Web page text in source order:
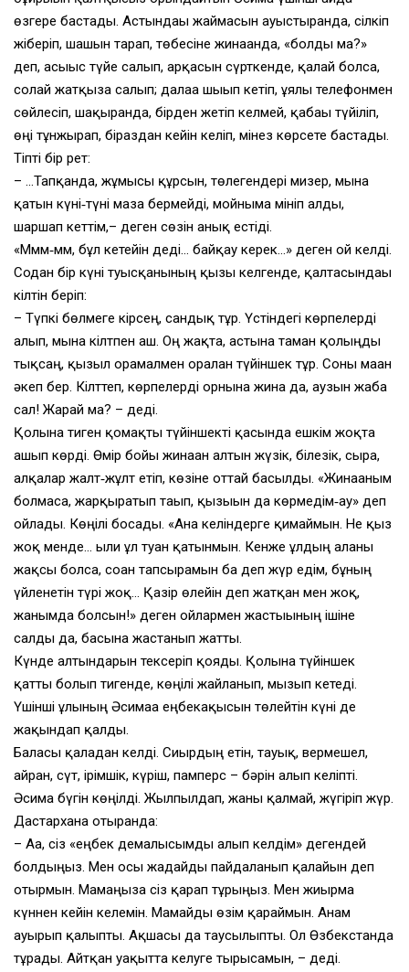
өзгере бастады. Астындағы жаймасын ауыстырғанда, сілкіп
жіберіп, шашын тарап, төбесіне жинағанда, «болды ма?»
деп, асығыс түйе салып, арқасын сүрткенде, қалай болса,
солай жатқыза салып; далаға шығып кетіп, ұялы телефонмен
сөйлесіп, шақырғанда, бірден жетіп келмей, қабағы түйіліп,
өңі тұнжырап, біраздан кейін келіп, мінез көрсете бастады.
Тіпті бір рет:
– …Тапқанда, жұмысы құрсын, төлегендері мизер, мына
қатын күні‑түні маза бермейді, мойныма мініп алды,
шаршап кеттім,– деген сөзін анық естіді.
«Ммм‑мм, бұл кетейін деді… байқау керек…» деген ой келді.
Содан бір күні туысқанының қызы келгенде, қалтасындағы
кілтін беріп:
– Түпкі бөлмеге кірсең, сандық тұр. Үстіндегі көрпелерді
алып, мына кілтпен аш. Оң жақта, астына таман қолыңды
тықсаң, қызыл орамалмен оралған түйіншек тұр. Соны маған
әкеп бер. Кілттеп, көрпелерді орнына жина да, аузын жаба
сал! Жарай ма? – деді.
Қолына тиген қомақты түйіншекті қасында ешкім жоқта
ашып көрді. Өмір бойы жинаған алтын жүзік, білезік, сырға,
алқалар жалт‑жұлт етіп, көзіне оттай басылды. «Жинағаным
болмаса, жарқыратып тағып, қызығын да көрмедім‑ау» деп
ойлады. Көңілі босады. «Ана келіндерге қимаймын. Не қыз
жоқ менде… ылғи ұл туған қатынмын. Кенже ұлдың алғаны
жақсы болса, соған тапсырамын ба деп жүр едім, бұның
үйленетін түрі жоқ… Қазір өлейін деп жатқан мен жоқ,
жанымда болсын!» деген ойлармен жастығының ішіне
салды да, басына жастанып жатты.
Күнде алтындарын тексеріп қояды. Қолына түйіншек
қатты болып тигенде, көңілі жайланып, мызғып кетеді.
Үшінші ұлының Әсимаға еңбекақысын төлейтін күні де
жақындап қалды.
Баласы қаладан келді. Сиырдың етін, тауық, вермешел,
айран, сүт, ірімшік, күріш, памперс – бәрін алып келіпті.
Әсима бүгін көңілді. Жылпылдап, жаны қалмай, жүгіріп жүр.
Дастарханға отырғанда:
– Аға, сіз «еңбек демалысымды алып келдім» дегендей
болдыңыз. Мен осы жағдайды пайдаланып қалайын деп
отырмын. Мамаңызға сіз қарап тұрыңыз. Мен жиырма
күннен кейін келемін. Мамайды өзім қараймын. Анам
ауырып қалыпты. Ақшасы да таусылыпты. Ол Өзбекстанда
тұрады. Айтқан уақытта келуге тырысамын, – деді.